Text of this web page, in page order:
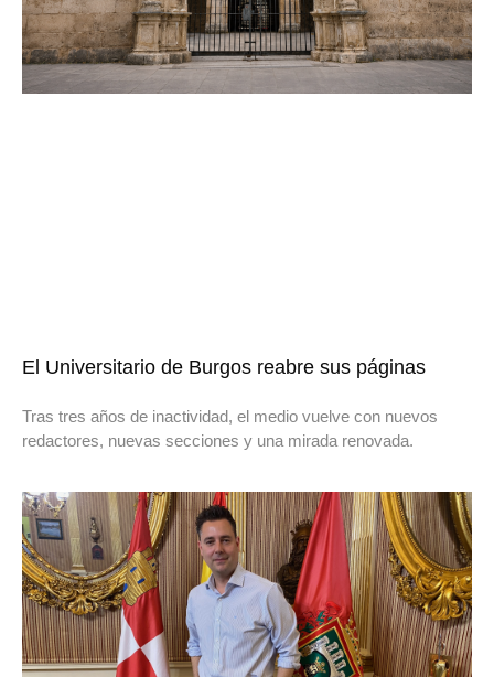
El Universitario de Burgos reabre sus páginas
Tras tres años de inactividad, el medio vuelve con nuevos
redactores, nuevas secciones y una mirada renovada.